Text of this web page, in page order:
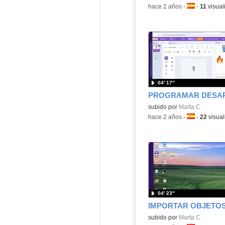
-hace 2 años- Idioma:
- 11
Contenido educativo.
subido por Marta C.
04′ 17″
-hace 2 años- Idioma:
- 22
Contenido educativo.
subido por Marta C.
04′ 23″